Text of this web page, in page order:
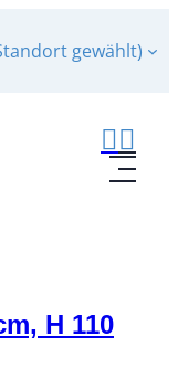
gewählt)
H 110